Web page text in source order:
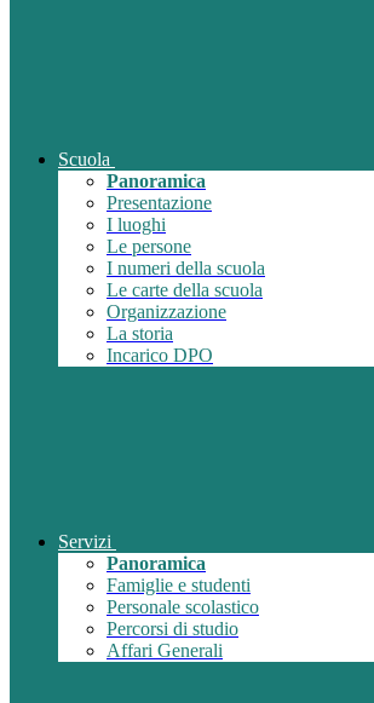
Scuola
Panoramica
Presentazione
I luoghi
Le persone
I numeri della scuola
Le carte della scuola
Organizzazione
La storia
Incarico DPO
Servizi
Panoramica
Famiglie e studenti
Personale scolastico
Percorsi di studio
Affari Generali